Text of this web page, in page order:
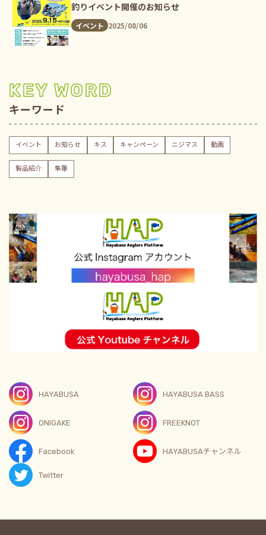
釣りイベント開催のお知らせ
イベント 2025/08/06
KEY WORD
キーワード
イベント お知らせ キス キャンペーン ニジマス 動画
製品紹介 隼華
HAYABUSA HAYABUSA BASS
ONIGAKE FREEKNOT
Facebook HAYABUSAチャンネル
Twitter